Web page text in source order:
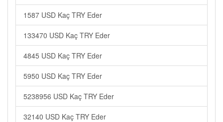
1587 USD Kaç TRY Eder
133470 USD Kaç TRY Eder
4845 USD Kaç TRY Eder
5950 USD Kaç TRY Eder
5238956 USD Kaç TRY Eder
32140 USD Kaç TRY Eder